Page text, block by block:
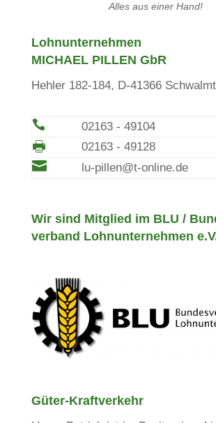
Alles aus einer Hand!
Lohn­unter­nehmen
MICHAEL PILLEN GbR
Hehler 182-184, D-41366
 02163 - 49104
🖶 02163 - 49128
 lu-pillen@t-online.de
Wir sind Mitglied im BLU /
verband Lohn­unter­nehmen
Güter-Kraft­verkehr